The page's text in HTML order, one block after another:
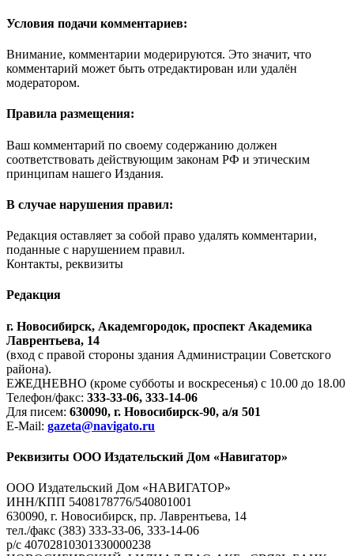
Условия подачи комментариев:
Внимание, комментарии модерируются. Это значит, что
комментарий может быть отредактирован или удалён
модератором.
Правила размещения:
Ваш комментарий по своему содержанию должен
соответствовать действующим законам РФ и этическим
принципам нашего Издания.
В случае нарушения правил:
Редакция оставляет за собой право удалять комментарии,
поданные с нарушением правил.
Контакты, реквизиты
Редакция
г. Новосибирск, Академгородок, проспект Академика
Лаврентьева, 14
(вход с правой стороны здания Администрации Советского
района).
ЕЖЕДНЕВНО (кроме субботы и воскресенья) с 10.00 до 18.00
Телефон/факс: 333-33-06, 333-14-06
Для писем: 630090, г. Новосибирск-90, а/я 501
E-Mail: gazeta@navigato.ru
Реквизиты ООО Издательский Дом «Навигатор»
ООО Издательский Дом «НАВИГАТОР»
ИНН/КПП 5408178776/540801001
630090, г. Новосибирск, пр. Лаврентьева, 14
тел./факс (383) 333-33-06, 333-14-06
р/с 40702810301330000238